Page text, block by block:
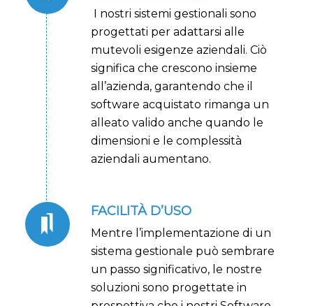
I nostri sistemi gestionali sono
progettati per adattarsi alle
mutevoli esigenze aziendali. Ciò
significa che crescono insieme
all’azienda, garantendo che il
software acquistato rimanga un
alleato valido anche quando le
dimensioni e le complessità
aziendali aumentano.
FACILITÀ D’USO
Mentre l’implementazione di un
sistema gestionale può sembrare
un passo significativo, le nostre
soluzioni sono progettate in